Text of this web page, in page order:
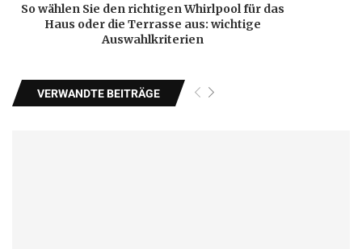
So wählen Sie den richtigen Whirlpool für das
Haus oder die Terrasse aus: wichtige
Auswahlkriterien
VERWANDTE BEITRÄGE